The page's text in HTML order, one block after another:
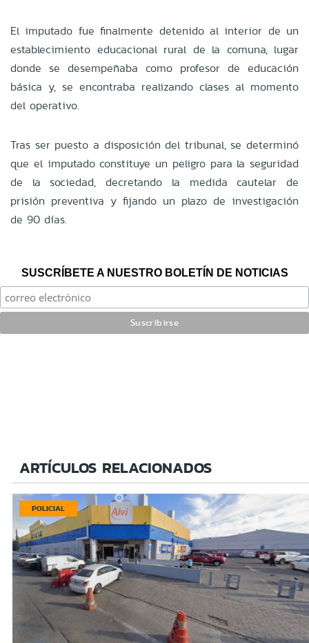
El imputado fue finalmente detenido al interior de un
establecimiento educacional rural de la comuna, lugar
donde se desempeñaba como profesor de educación
básica y, se encontraba realizando clases al momento
del operativo.
Tras ser puesto a disposición del tribunal, se determinó
que el imputado constituye un peligro para la seguridad
de la sociedad, decretando la medida cautelar de
prisión preventiva y fijando un plazo de investigación
de 90 días.
SUSCRÍBETE A NUESTRO BOLETÍN DE NOTICIAS
ARTÍCULOS RELACIONADOS
POLICIAL